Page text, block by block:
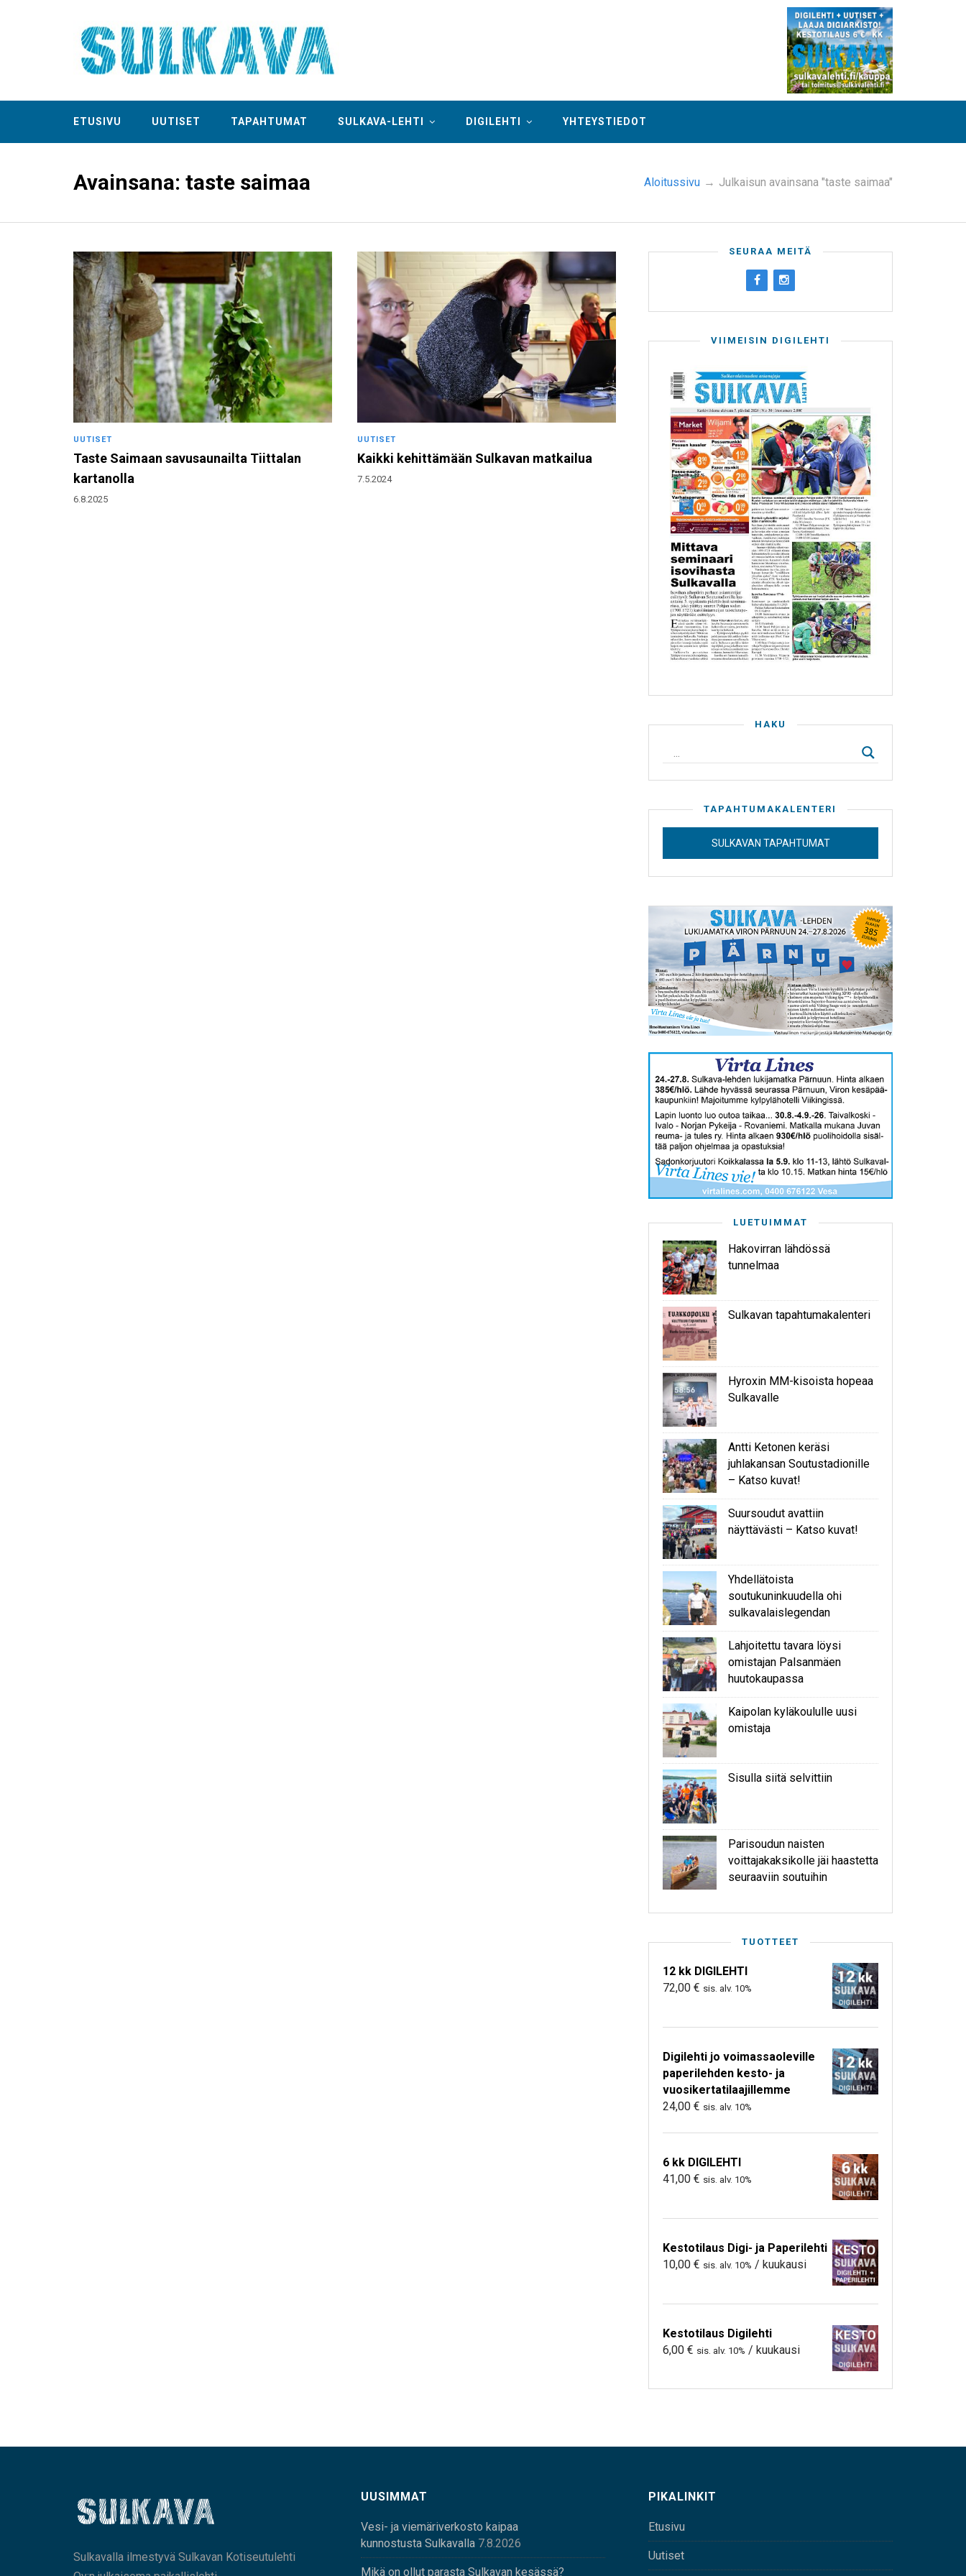
ETUSIVU UUTISET TAPAHTUMAT SULKAVA-LEHTI DIGILEHTI YHTEYSTIEDOT
Avainsana: taste saimaa Aloitussivu → Julkaisun avainsana "taste saimaa"
UUTISET
Taste Saimaan savusaunailta Tiittalan
kartanolla
6.8.2025
UUTISET
Kaikki kehittämään Sulkavan matkailua
7.5.2024
SEURAA MEITÄ
VIIMEISIN DIGILEHTI
HAKU
TAPAHTUMAKALENTERI
SULKAVAN TAPAHTUMAT
LUETUIMMAT
Hakovirran lähdössä
tunnelmaa
Sulkavan tapahtumakalenteri
Hyroxin MM-kisoista hopeaa
Sulkavalle
Antti Ketonen keräsi
juhlakansan Soutustadionille
– Katso kuvat!
Suursoudut avattiin
näyttävästi – Katso kuvat!
Yhdellätoista
soutukuninkuudella ohi
sulkavalaislegendan
Lahjoitettu tavara löysi
omistajan Palsanmäen
huutokaupassa
Kaipolan kyläkoululle uusi
omistaja
Sisulla siitä selvittiin
Parisoudun naisten
voittajakaksikolle jäi haastetta
seuraaviin soutuihin
TUOTTEET
12 kk DIGILEHTI
72,00 € sis. alv. 10%
Digilehti jo voimassaoleville
paperilehden kesto- ja
vuosikertatilaajillemme
24,00 € sis. alv. 10%
6 kk DIGILEHTI
41,00 € sis. alv. 10%
Kestotilaus Digi- ja Paperilehti
10,00 € sis. alv. 10% / kuukausi
Kestotilaus Digilehti
6,00 € sis. alv. 10% / kuukausi
Sulkavalla ilmestyvä Sulkavan Kotiseutulehti
UUSIMMAT
Vesi- ja viemäriverkosto kaipaa
kunnostusta Sulkavalla 7.8.2026
Mikä on ollut parasta Sulkavan kesässä?
PIKALINKIT
Etusivu
Uutiset